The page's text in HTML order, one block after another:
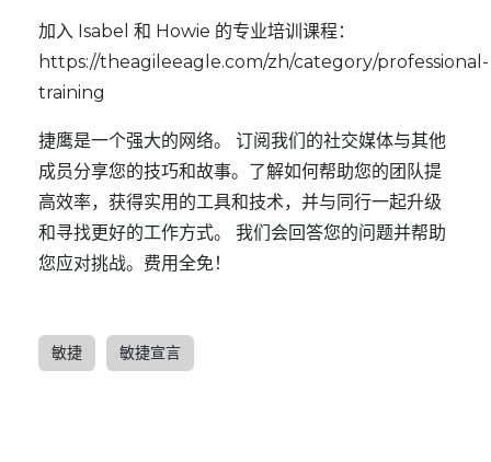
加入 Isabel 和 Howie 的专业培训课程：
https://theagileeagle.com/zh/category/professional-
training
捷鹰是一个强大的网络。 订阅我们的社交媒体与其他
成员分享您的技巧和故事。了解如何帮助您的团队提
高效率，获得实用的工具和技术，并与同行一起升级
和寻找更好的工作方式。 我们会回答您的问题并帮助
您应对挑战。费用全免！
敏捷 敏捷宣言